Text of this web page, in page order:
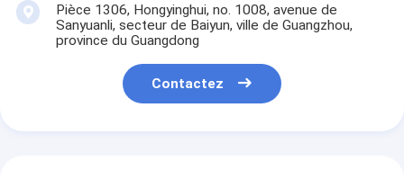
Pièce 1306, Hongyinghui, no. 1008, avenue de
Sanyuanli, secteur de Baiyun, ville de Guangzhou,
province du Guangdong
Contactez